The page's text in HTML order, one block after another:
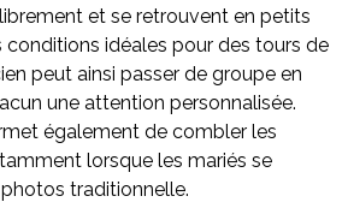
et se retrouvent en petits
conditions idéales pour des tours de
peut ainsi passer de groupe en
une attention personnalisée.
également de combler les
lorsque les mariés se
traditionnelle.